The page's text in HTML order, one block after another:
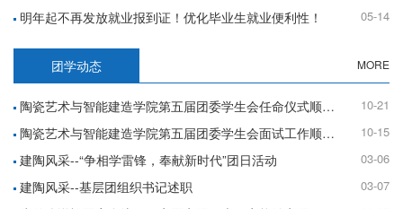
明年起不再发放就业报到证！优化毕业生就业便利性！ 05-14
团学动态 MORE
陶瓷艺术与智能建造学院第五届团委学生会任命仪式顺利举行 10-21
陶瓷艺术与智能建造学院第五届团委学生会面试工作顺利完成 10-15
建陶风采--“争相学雷锋，奉献新时代”团日活动 03-06
建陶风采--基层团组织书记述职 03-07